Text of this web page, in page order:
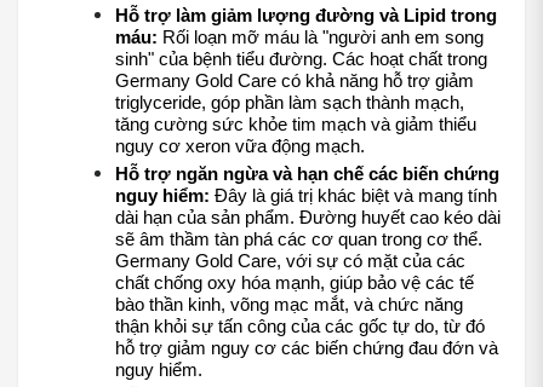
Hỗ trợ làm giảm lượng đường và Lipid trong
máu: Rối loạn mỡ máu là "người anh em song
sinh" của bệnh tiểu đường. Các hoạt chất trong
Germany Gold Care có khả năng hỗ trợ giảm
triglyceride, góp phần làm sạch thành mạch,
tăng cường sức khỏe tim mạch và giảm thiểu
nguy cơ xeron vữa động mạch.
Hỗ trợ ngăn ngừa và hạn chế các biến chứng
nguy hiểm: Đây là giá trị khác biệt và mang tính
dài hạn của sản phẩm. Đường huyết cao kéo dài
sẽ âm thầm tàn phá các cơ quan trong cơ thể.
Germany Gold Care, với sự có mặt của các
chất chống oxy hóa mạnh, giúp bảo vệ các tế
bào thần kinh, võng mạc mắt, và chức năng
thận khỏi sự tấn công của các gốc tự do, từ đó
hỗ trợ giảm nguy cơ các biến chứng đau đớn và
nguy hiểm.